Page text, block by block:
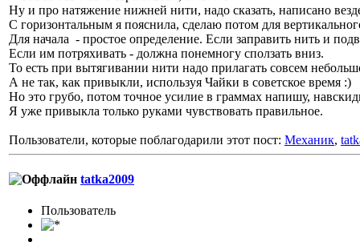
Ну и про натяжение нижней нити, надо сказать, написано
С горизонтальным я пояснила, сделаю потом для
Для начала - простое определение. Если заправить нить и
Если им потряхивать - должна понемногу сползать вниз.
То есть при вытягивании нити надо прилагать совсем
А не так, как привыкли, используя Чайки в советское время :)
Но это грубо, потом точное усилие в граммах напишу,
Я уже привыкла только руками чувствовать правильное.
Пользователи, которые поблагодарили этот пост: Механик,
tatka2009
Пользовaтeль